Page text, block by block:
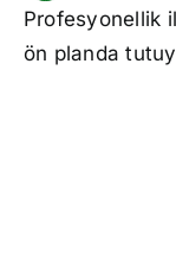
Profesyonellik
ön planda